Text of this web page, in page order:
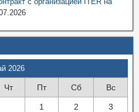
2026
Чт Пт Сб Вс
1 2 3